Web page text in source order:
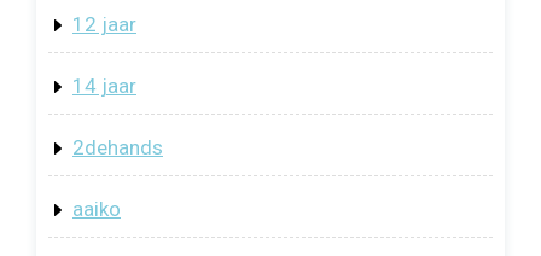
12 jaar
14 jaar
2dehands
aaiko